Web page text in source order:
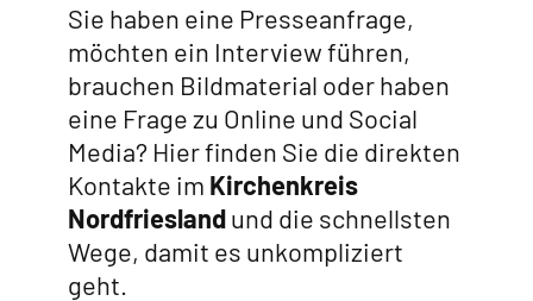
Sie haben eine Presseanfrage,
möchten ein Interview führen,
brauchen Bildmaterial oder haben
eine Frage zu Online und Social
Media? Hier finden Sie die direkten
Kontakte im Kirchenkreis
Nordfrieslandund die schnellsten
Wege, damit es unkompliziert
geht.